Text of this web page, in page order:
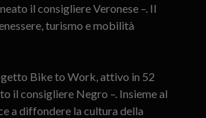
il consigliere Veronese –. Il
turismo e mobilità
Bike to Work, attivo in 52
il consigliere Negro –. Insieme al
a diffondere la cultura della